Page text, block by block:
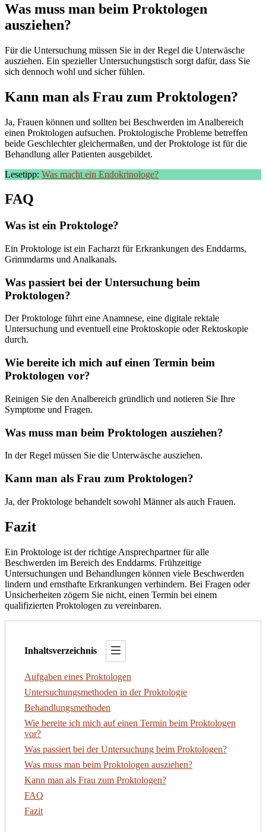
Was muss man beim Proktologen
ausziehen?
Für die Untersuchung müssen Sie in der Regel die Unterwäsche
ausziehen. Ein spezieller Untersuchungstisch sorgt dafür, dass Sie
sich dennoch wohl und sicher fühlen.
Kann man als Frau zum Proktologen?
Ja, Frauen können und sollten bei Beschwerden im Analbereich
einen Proktologen aufsuchen. Proktologische Probleme betreffen
beide Geschlechter gleichermaßen, und der Proktologe ist für die
Behandlung aller Patienten ausgebildet.
Lesetipp: Was macht ein Endokrinologe?
FAQ
Was ist ein Proktologe?
Ein Proktologe ist ein Facharzt für Erkrankungen des Enddarms,
Grimmdarms und Analkanals.
Was passiert bei der Untersuchung beim
Proktologen?
Der Proktologe führt eine Anamnese, eine digitale rektale
Untersuchung und eventuell eine Proktoskopie oder Rektoskopie
durch.
Wie bereite ich mich auf einen Termin beim
Proktologen vor?
Reinigen Sie den Analbereich gründlich und notieren Sie Ihre
Symptome und Fragen.
Was muss man beim Proktologen ausziehen?
In der Regel müssen Sie die Unterwäsche ausziehen.
Kann man als Frau zum Proktologen?
Ja, der Proktologe behandelt sowohl Männer als auch Frauen.
Fazit
Ein Proktologe ist der richtige Ansprechpartner für alle
Beschwerden im Bereich des Enddarms. Frühzeitige
Untersuchungen und Behandlungen können viele Beschwerden
lindern und ernsthafte Erkrankungen verhindern. Bei Fragen oder
Unsicherheiten zögern Sie nicht, einen Termin bei einem
qualifizierten Proktologen zu vereinbaren.
Inhaltsverzeichnis
Aufgaben eines Proktologen
Untersuchungsmethoden in der Proktologie
Behandlungsmethoden
Wie bereite ich mich auf einen Termin beim Proktologen
vor?
Was passiert bei der Untersuchung beim Proktologen?
Was muss man beim Proktologen ausziehen?
Kann man als Frau zum Proktologen?
FAQ
Fazit